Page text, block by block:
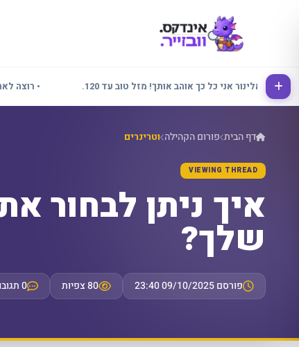
• אלינור אני כל כך אוהב אותך! מזל טוב עד 120. • רוצה לאחל
דף הבית פורום הקהילה וטרינרים
VIEWING THREAD
איך ניתן לבחור
שלך?
פורסם 09/10/2025 23:40 80 צפיות 0 תגובות